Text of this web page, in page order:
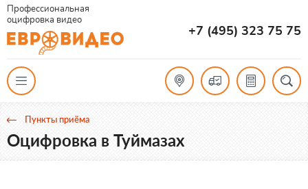
Профессиональная
оцифровка видео
+7 (495) 323 75 75
Пункты приёма
Оцифровка в Туймазах